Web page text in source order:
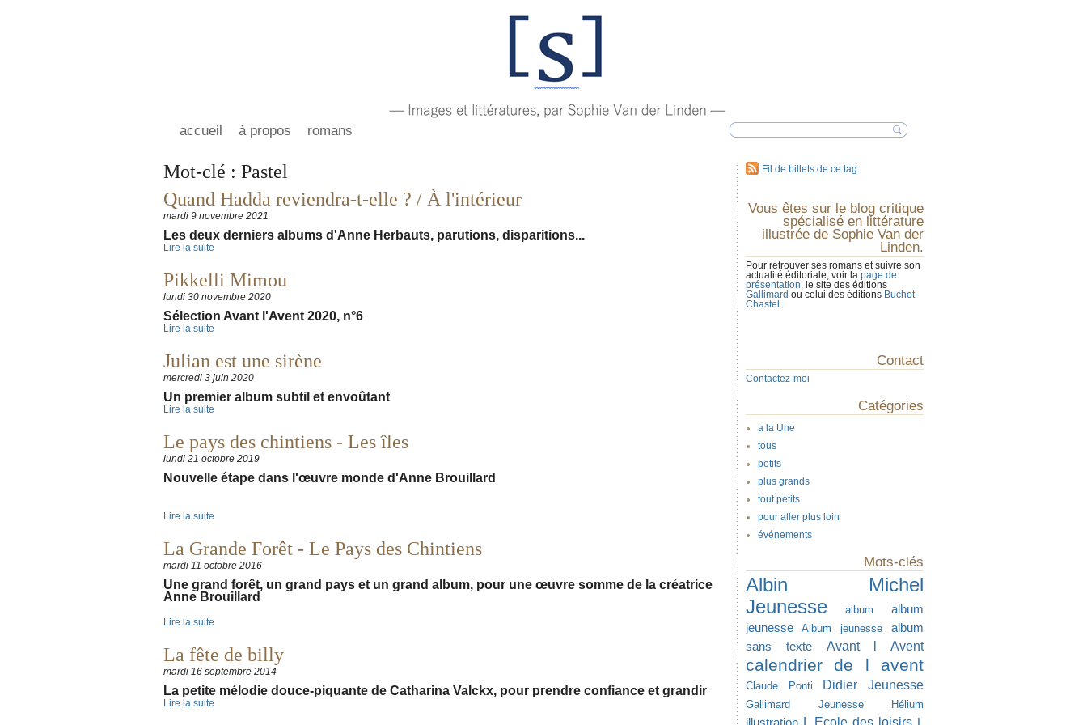
accueil à propos romans
Mot-clé : Pastel Fil de billets de ce tag
Quand Hadda reviendra-t-elle ? / À l'intérieur
mardi 9 novembre 2021
Les deux derniers albums d'Anne Herbauts, parutions, disparitions...
Lire la suite
Pikkelli Mimou
lundi 30 novembre 2020
Sélection Avant l'Avent 2020, n°6
Lire la suite
Julian est une sirène
mercredi 3 juin 2020
Un premier album subtil et envoûtant
Lire la suite
Le pays des chintiens - Les îles
lundi 21 octobre 2019
Nouvelle étape dans l'œuvre monde d'Anne Brouillard
Lire la suite
La Grande Forêt - Le Pays des Chintiens
mardi 11 octobre 2016
Une grand forêt, un grand pays et un grand album, pour une œuvre somme de la créatrice
Anne Brouillard
Lire la suite
La fête de billy
mardi 16 septembre 2014
La petite mélodie douce-piquante de Catharina Valckx, pour prendre confiance et grandir
Lire la suite
Vous êtes sur le blog critique
spécialisé en littérature
illustrée de Sophie Van der
Linden.
Pour retrouver ses romans et suivre son
actualité éditoriale, voir la page de
présentation, le site des éditions
Gallimard ou celui des éditions Buchet-
Chastel.
Contact
Contactez-moi
Catégories
a la Une
tous
petits
plus grands
tout petits
pour aller plus loin
événements
Mots-clés
Albin Michel
Jeunesse
album
album
jeunesse
Album jeunesse
album
sans texte
Avant l Avent
calendrier de l avent
Claude Ponti Didier Jeunesse
Gallimard Jeunesse Hélium
L Ecole des loisirs